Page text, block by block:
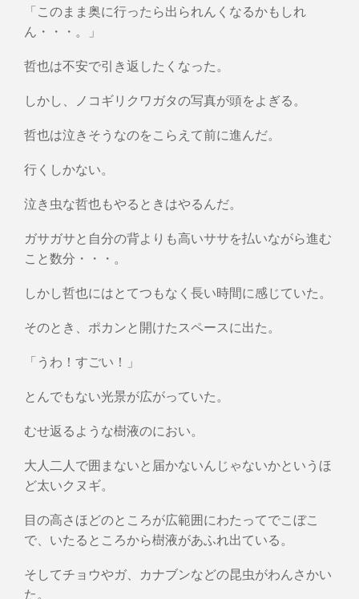
「このまま奥に行ったら出られんくなるかもしれ
ん・・・。」
哲也は不安で引き返したくなった。
しかし、ノコギリクワガタの写真が頭をよぎる。
哲也は泣きそうなのをこらえて前に進んだ。
行くしかない。
泣き虫な哲也もやるときはやるんだ。
ガサガサと自分の背よりも高いササを払いながら進む
こと数分・・・。
しかし哲也にはとてつもなく長い時間に感じていた。
そのとき、ポカンと開けたスペースに出た。
「うわ！すごい！」
とんでもない光景が広がっていた。
むせ返るような樹液のにおい。
大人二人で囲まないと届かないんじゃないかというほ
ど太いクヌギ。
目の高さほどのところが広範囲にわたってでこぼこ
で、いたるところから樹液があふれ出ている。
そしてチョウやガ、カナブンなどの昆虫がわんさかい
た。